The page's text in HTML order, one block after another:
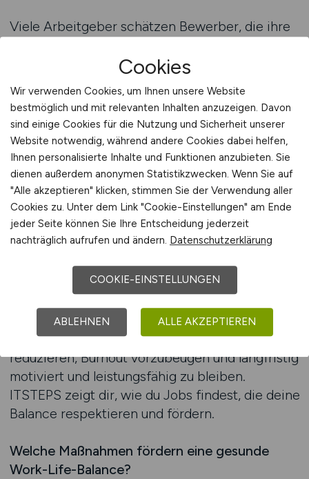
Viele Arbeitgeber schätzen Bewerber, die ihre
langfristig produktiv und motiviert bleiben.
finden und dich optimal zu präsentieren.
Stellenanzeigen auf ITSTEPS
FAQ: Häufige Fragen zur Work-
Life-Balance in der IT
Warum ist Work-Life-Balance gerade in der IT
Die IT-Branche ist oft von hohem Tempo,
Anforderungen geprägt. Eine gute Work-Life-
Balance hilft IT-Fachkräften, Stress zu
reduzieren, Burnout vorzubeugen und langfristig
motiviert und leistungsfähig zu bleiben.
ITSTEPS zeigt dir, wie du Jobs findest, die deine
Balance respektieren und fördern.
Welche Maßnahmen fördern eine gesunde
Work-Life-Balance?
Cookies
Wir verwenden Cookies, um Ihnen unsere Website
bestmöglich und mit relevanten Inhalten anzuzeigen. Davon
sind einige Cookies für die Nutzung und Sicherheit unserer
Website notwendig, während andere Cookies dabei helfen,
Ihnen personalisierte Inhalte und Funktionen anzubieten. Sie
dienen außerdem anonymen Statistikzwecken. Wenn Sie auf
"Alle akzeptieren" klicken, stimmen Sie der Verwendung aller
Cookies zu. Unter dem Link "Cookie-Einstellungen" am Ende
jeder Seite können Sie Ihre Entscheidung jederzeit
nachträglich aufrufen und ändern. Datenschutzerklärung
COOKIE-EINSTELLUNGEN
ABLEHNEN ALLE AKZEPTIEREN